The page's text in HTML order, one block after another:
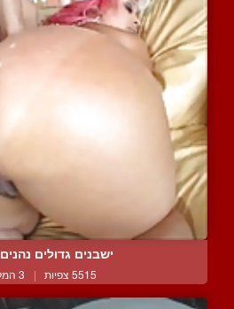
ישבנים גדולים
5515 צפיות | 3 המלצות